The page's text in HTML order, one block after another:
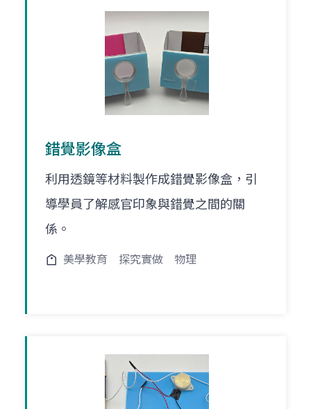
錯覺影像盒
利用透鏡等材料製作成錯覺影像盒，引
導學員了解感官印象與錯覺之間的關
係。
美學教育 探究實做 物理